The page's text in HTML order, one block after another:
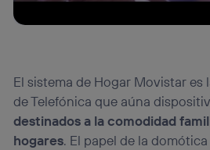
El sistema de Hogar Movistar es
de Telefónica que aúna
destinados a la comodidad
hogares. El papel de la